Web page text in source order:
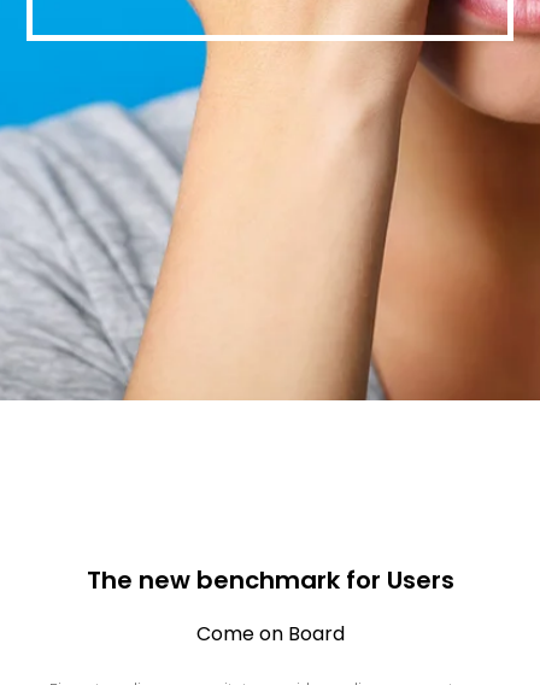
The new benchmark for Users
Come on Board